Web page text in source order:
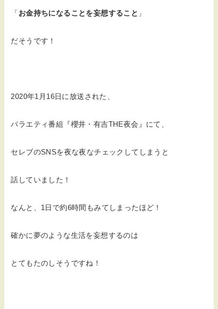
「お金持ちになることを妄想すること 」
だそうです！
2020年1月16日に放送された、
バラエティ番組『櫻井・有吉THE夜会』にて、
セレブのSNSを夜な夜なチェックしてしまうと
話していました！
なんと、1日で約6時間もみてしまったほど！
確かに夢のような生活を妄想するのは
とてもたのしそうですね！